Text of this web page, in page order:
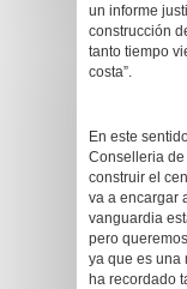
un informe
construcción
tanto tiempo
costa”.
En este
Conselleria de
construir el
va a encargar
vanguardia
pero
ya que es una
ha recordado